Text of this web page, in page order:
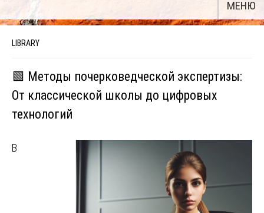
МЕНЮ
LIBRARY
🟩 Методы почерковедческой экспертизы:
От классической школы до цифровых
технологий
В